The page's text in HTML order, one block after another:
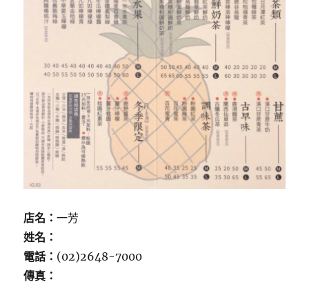
店名：一芳
姓名：
電話： (02)2648-7000
傳真：